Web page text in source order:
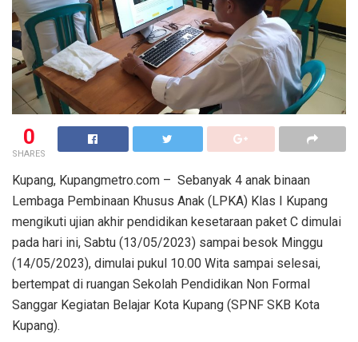
0
SHARES
Kupang, Kupangmetro.com – Sebanyak 4 anak binaan
Lembaga Pembinaan Khusus Anak (LPKA) Klas I Kupang
mengikuti ujian akhir pendidikan kesetaraan paket C dimulai
pada hari ini, Sabtu (13/05/2023) sampai besok Minggu
(14/05/2023), dimulai pukul 10.00 Wita sampai selesai,
bertempat di ruangan Sekolah Pendidikan Non Formal
Sanggar Kegiatan Belajar Kota Kupang (SPNF SKB Kota
Kupang).